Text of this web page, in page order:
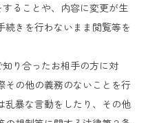
ることや、内容に変更が生
続きを行わないまま閲覧等を
り合ったお相手の方に対
その他の義務のないことを行
乱暴な言動をしたり、その他